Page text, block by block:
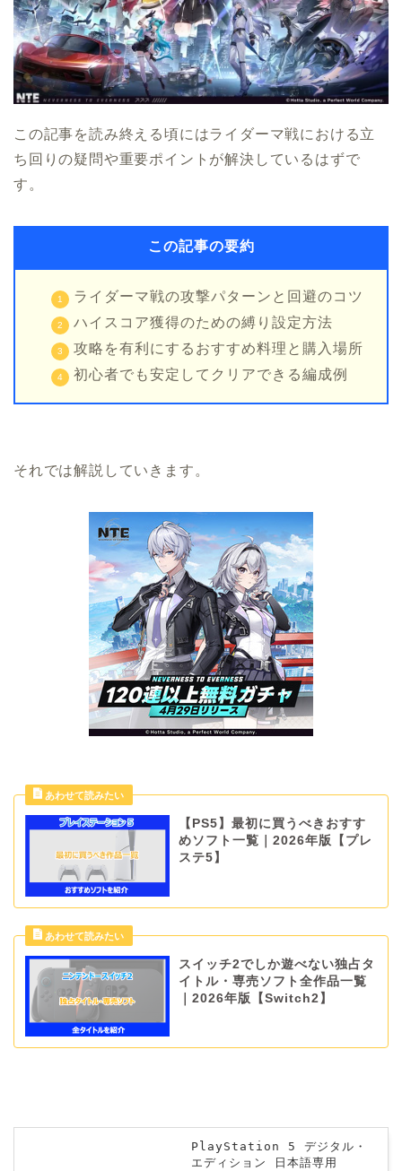
この記事を読み終える頃にはライダーマ戦における立
ち回りの疑問や重要ポイントが解決しているはずで
す。
この記事の要約
ライダーマ戦の攻撃パターンと回避のコツ
ハイスコア獲得のための縛り設定方法
攻略を有利にするおすすめ料理と購入場所
初心者でも安定してクリアできる編成例
それでは解説していきます。
【PS5】最初に買うべきおすす
めソフト一覧｜2026年版【プレ
ステ5】
スイッチ2でしか遊べない独占タ
イトル・専売ソフト全作品一覧
｜2026年版【Switch2】
PlayStation 5 デジタル・
エディション 日本語専用